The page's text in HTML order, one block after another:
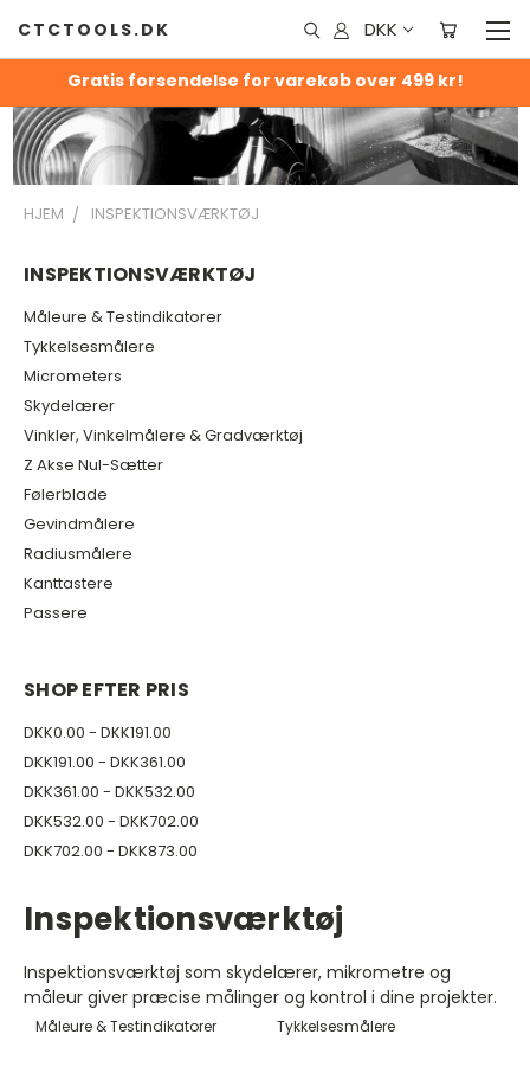
Gratis forsendelse for varekøb over 499 kr!
CTCTOOLS.DK DKK
HJEM INSPEKTIONSVÆRKTØJ
INSPEKTIONSVÆRKTØJ
Måleure & Testindikatorer
Tykkelsesmålere
Micrometers
Skydelærer
Vinkler, Vinkelmålere & Gradværktøj
Z Akse Nul-Sætter
Følerblade
Gevindmålere
Radiusmålere
Kanttastere
Passere
SHOP EFTER PRIS
DKK0.00 - DKK191.00
DKK191.00 - DKK361.00
DKK361.00 - DKK532.00
DKK532.00 - DKK702.00
DKK702.00 - DKK873.00
Inspektionsværktøj
Inspektionsværktøj som skydelærer, mikrometre og
måleur giver præcise målinger og kontrol i dine projekter.
Måleure & Testindikatorer Tykkelsesmålere